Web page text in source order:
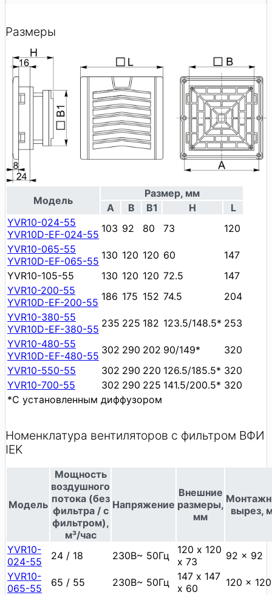
Размеры
Модель
Размер, мм
A
B B1 H
L
YVR10-024-55
YVR10D-EF-024-55 103 92 80 73
120
YVR10-065-55
YVR10D-EF-065-55 130 120 120 60
147
YVR10-105-55
130 120 120 72.5
147
YVR10-200-55
YVR10D-EF-200-55 186 175 152 74.5
204
YVR10-380-55
YVR10D-EF-380-55 235 225 182 123.5/148.5* 253
YVR10-480-55
YVR10D-EF-480-55 302 290 202 90/149*
320
YVR10-550-55
302 290 220 126.5/185.5* 320
YVR10-700-55
302 290 225 141.5/200.5* 320
*С установленным диффузором
Номенклатура вентиляторов с фильтром ВФИ
IEK
Модель
Мощность
воздушного
потока (без
фильтра / с
фильтром),
м³/час
Напряжение
Внешние
размеры,
мм
вырез,
YVR10-
024-55
24 / 18 230В~ 50Гц
120 х 120
х 73
92 x 92
YVR10-
065-55
65 / 55 230В~ 50Гц
147 х 147
х 60
120 x 120